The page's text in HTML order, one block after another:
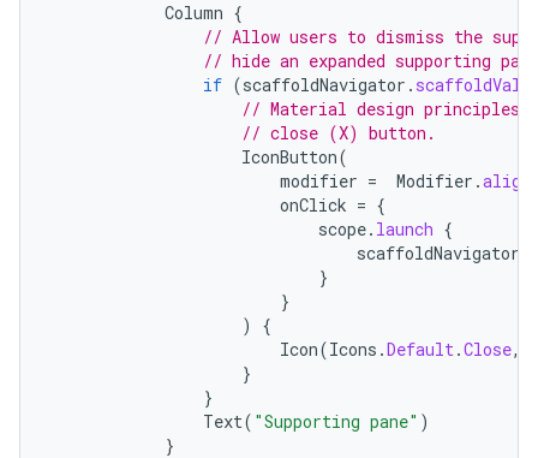
Column {
// Allow users to dismiss the
// hide an expanded supporting
if (scaffoldNavigator .
// Material design principles
// close (X) button.
IconButton(
modifier = Modifier .align
onClick = {
scope. launch {
scaffoldNavigator
}
}
)
{
Icon(Icons .Default .Close,
}
}
Text( "Supporting pane" )
}